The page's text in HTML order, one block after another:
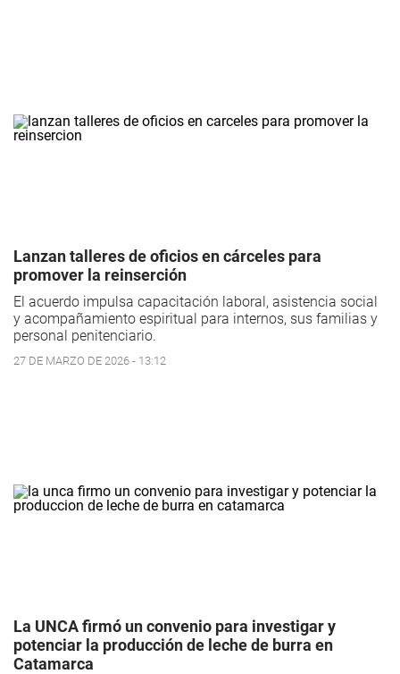
Lanzan talleres de oficios en cárceles para
promover la reinserción
El acuerdo impulsa capacitación laboral, asistencia social
y acompañamiento espiritual para internos, sus familias y
personal penitenciario.
27 DE MARZO DE 2026 - 13:12
La UNCA firmó un convenio para investigar y
potenciar la producción de leche de burra en
Catamarca